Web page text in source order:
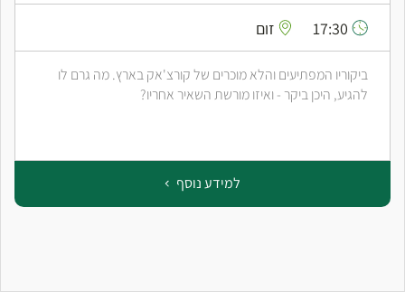
זום
ביקוריו המפתיעים והלא מוכרים של קורצ'אק בארץ. מה גרם לו
להגיע, היכן ביקר - ואיזו מורשת השאיר אחריו?
למידע נוסף